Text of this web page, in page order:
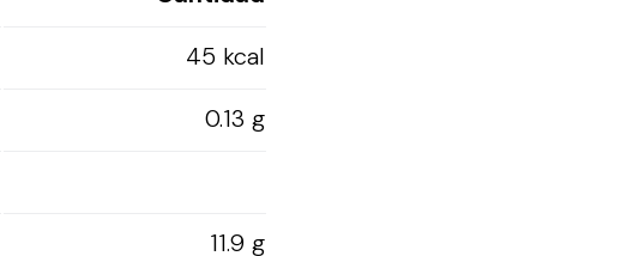
45 kcal
0.13 g
11.9 g